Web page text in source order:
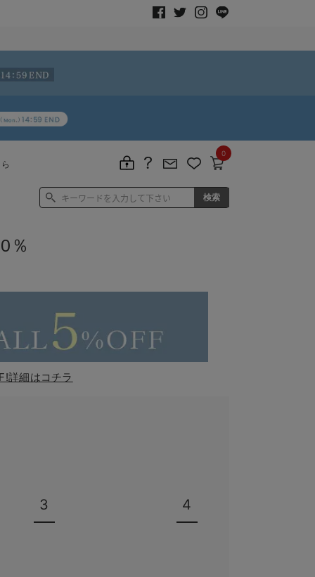
0
％
詳細はコチラ
3 4